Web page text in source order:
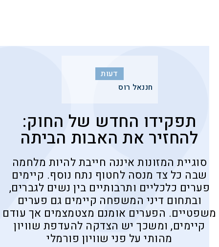
דעות
חננאל רוס
תפקידו החדש של החוק:
להחזיר את האבות הביתה
סוגיית המזונות איננה חייבת להיות מלחמה
שבה כל צד מנסה לחטוף נתח נוסף. קיימים
פערים כלכליים ותרבותיים בין נשים לגברים,
ובתחום דיני המשפחה קיימים גם פערים
משפטיים. הפערים אומנם מצטמצמים אך עודם
קיימים, ומשכך יש הצדקה להעדפת שוויון
מהותי על פני שוויון פורמלי